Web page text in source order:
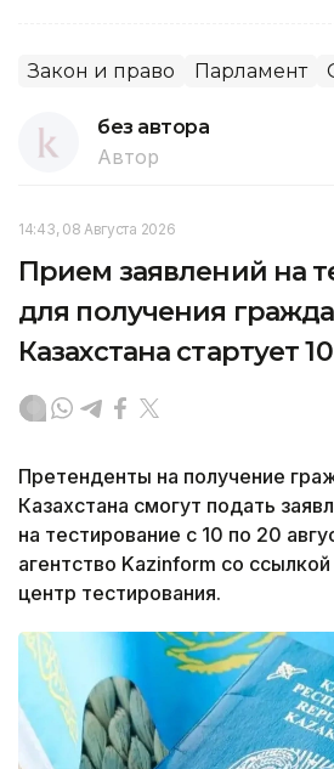
Закон и право Парламент
без автора
Автор
14:43, 08 Августа 2026
Прием заявлений на
для получения
Казахстана стартует
Претенденты на получение
Казахстана смогут подать
на тестирование с 10 по 20
агентство Kazinform со
центр тестирования.